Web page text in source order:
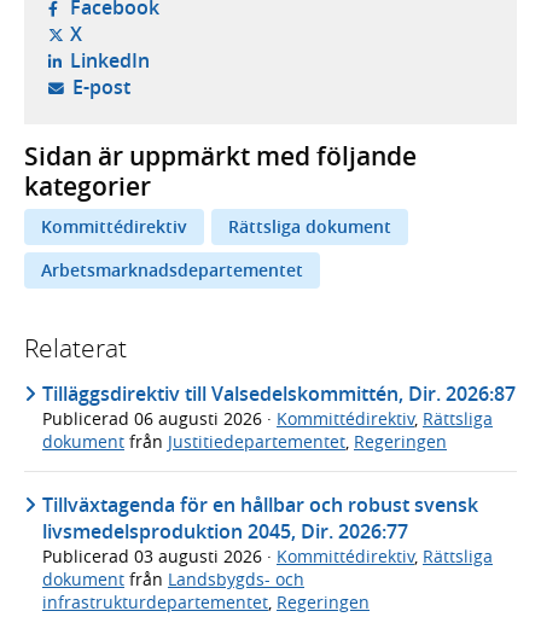
Facebook- öppnas i ny flik, extern webbplats,
X- öppnas i ny flik, extern webbplats,
LinkedIn- öppnas i ny flik, extern webbplats,
E-post- öppnar din e-postklient,
Sidan är uppmärkt med följande
kategorier
Kommittédirektiv
Rättsliga dokument
Arbetsmarknadsdepartementet
Relaterat
Tilläggsdirektiv till Valsedelskommittén, Dir. 2026:87
Publicerad 06 augusti 2026 · Kommittédirektiv, Rättsliga
dokument från Justitiedepartementet, Regeringen
Tillväxtagenda för en hållbar och robust svensk
livsmedelsproduktion 2045, Dir. 2026:77
Publicerad 03 augusti 2026 · Kommittédirektiv, Rättsliga
dokument från Landsbygds- och
infrastrukturdepartementet Regeringen